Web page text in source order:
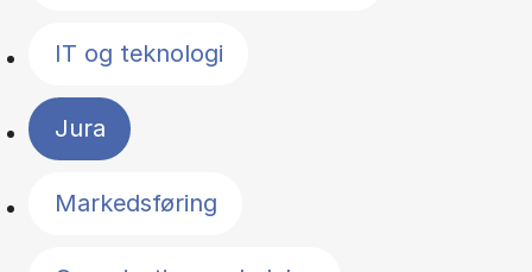
IT og teknologi
Jura
Markedsføring